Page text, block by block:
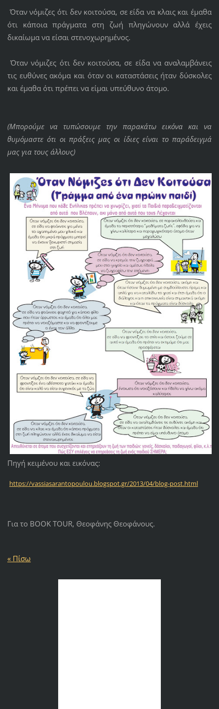
Όταν νόμιζες ότι δεν κοιτούσα, σε είδα να κλαις και έμαθα
ότι κάποια πράγματα στη ζωή πληγώνουν αλλά έχεις
δικαίωμα να είσαι στενοχωρημένος.
Όταν νόμιζες ότι δεν κοιτούσα, σε είδα να αναλαμβάνεις
τις ευθύνες ακόμα και όταν οι καταστάσεις ήταν δύσκολες
και έμαθα ότι πρέπει να είμαι υπεύθυνο άτομο.
(Μπορούμε να τυπώσουμε την παρακάτω εικόνα και να
θυμόμαστε ότι οι πράξεις μας οι ίδιες είναι το παράδειγμά
μας για τους άλλους)
Πηγή κειμένου και εικόνας:
https://vassiasarantopoulou.blogspot.gr/2013/04/blog-post.html
Για το BOOK TOUR, Θεοφάνης Θεοφάνους.
« Πίσω